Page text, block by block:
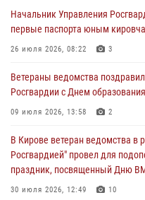
В Кирове росгвардейцы
03 августа 2026, 09:01
митинге в честь Дня воздушно-
03 августа 2026, 08:45
магазина
02 августа 2026, 07:00
1 августа – День дежурной
Начальник Управления
первые паспорта юным
26 июля 2026, 08:22 3
Ветераны ведомства
Росгвардии с Днем образования
09 июля 2026, 13:58 2
В Кирове ветеран ведомства в
Росгвардией" провел для
праздник, посвященный Дню
30 июля 2026, 12:49 10